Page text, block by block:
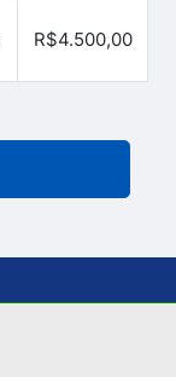
R$4.500,00